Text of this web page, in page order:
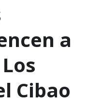
a
Cibao